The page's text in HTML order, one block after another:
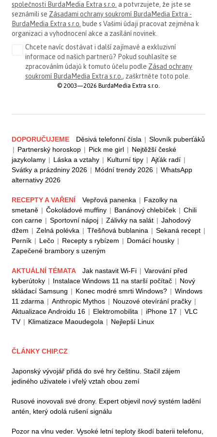
společnosti BurdaMedia Extra s.r.o. a potvrzujete, že jste se
seznámili se Zásadami ochrany soukromí BurdaMedia Extra -
BurdaMedia Extra s.r.o. bude s Vašimi údaji pracovat zejména k
organizaci a vyhodnocení akce a zasílání novinek.
Chcete navíc dostávat i další zajímavé a exkluzivní
informace od našich partnerů? Pokud souhlasíte se
zpracováním údajů k tomuto účelu podle Zásad ochrany
soukromí BurdaMedia Extra s.r.o., zaškrtněte toto pole.
© 2003—2026 BurdaMedia Extra s.r.o.
DOPORUČUJEME Děsivá telefonní čísla | Slovník puberťáků
| Partnerský horoskop | Pick me girl | Nejtěžší české
jazykolamy | Láska a vztahy | Kulturní tipy | Ajťák radí |
Svátky a prázdniny 2026 | Módní trendy 2026 | WhatsApp
alternativy 2026
RECEPTY A VAŘENÍ Vepřová panenka | Fazolky na
smetaně | Čokoládové muffiny | Banánový chlebíček | Chili
con carne | Sportovní nápoj | Zálivky na salát | Jahodový
džem | Zelná polévka | Třešňová bublanina | Sekaná recept |
Perník | Lečo | Recepty s rybízem | Domácí housky |
Zapečené brambory s uzeným
AKTUÁLNÍ TÉMATA Jak nastavit Wi-Fi | Varování před
kyberútoky | Instalace Windows 11 na starší počítač | Nový
skládací Samsung | Konec modré smrti Windows? | Windows
11 zdarma | Anthropic Mythos | Nouzové otevírání pračky |
Aktualizace Androidu 16 | Elektromobilita | iPhone 17 | VLC
TV | Klimatizace Maoudegola | Nejlepší Linux
ČLÁNKY CHIP.CZ
Japonský vývojář přidá do své hry češtinu. Stačil zájem
jediného uživatele i vřelý vztah obou zemí
Rusové inovovali své drony. Expert objevil nový systém ladění
antén, který odolá rušení signálu
Pozor na vlnu veder. Vysoké letní teploty škodí baterii telefonu,